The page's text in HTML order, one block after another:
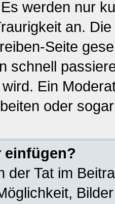
werden nur
an.
Seite
schnell
Ein
oder
einfügen?
der Tat im